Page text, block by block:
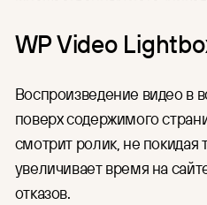
WP Video
Воспроизведение видео в
поверх содержимого
смотрит ролик, не покидая
увеличивает время на
отказов.